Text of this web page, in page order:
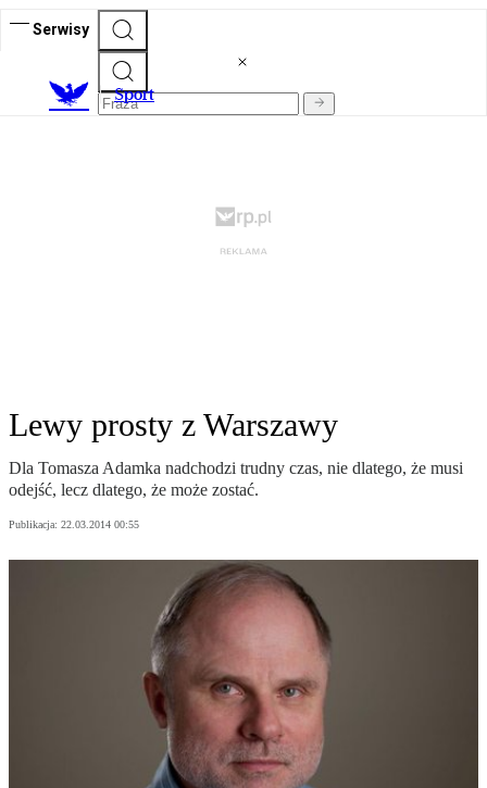
Serwisy
Sport
Lewy prosty z Warszawy
Dla Tomasza Adamka nadchodzi trudny czas, nie dlatego, że musi
odejść, lecz dlatego, że może zostać.
Publikacja: 22.03.2014 00:55